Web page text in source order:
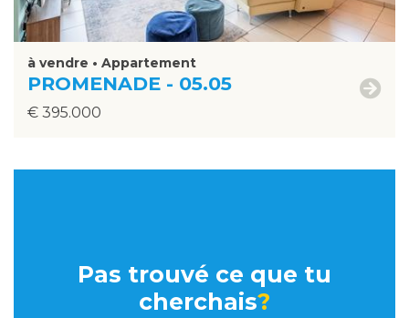
à vendre • Appartement
PROMENADE - 05.05
€ 395.000
Pas trouvé ce que tu
cherchais?